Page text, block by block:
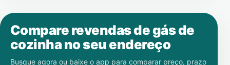
Compare revendas de gás de
cozinha no seu endereço
Busque agora ou baixe o app para comparar preço, prazo